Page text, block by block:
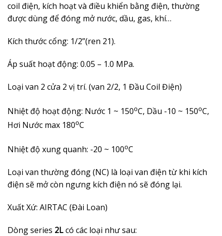
coil điện, kích hoạt và điều khiển bằng điện, thường
được dùng để đóng mở nước, dầu, gas, khí…
Kích thước cổng: 1/2”(ren 21).
Áp suất hoạt động: 0.05 – 1.0 MPa.
Loại van 2 cửa 2 vị trí. (van 2/2, 1 Đầu Coil Điện)
Nhiệt độ hoạt động: Nước 1 ~ 150oC, Dầu -10 ~ 150oC,
Hơi Nước max 180oC
Nhiệt độ xung quanh: -20 ~ 100oC
Loại van thường đóng (NC) là loại van điện từ khi kích
điện sẽ mở còn ngưng kích điện nó sẽ đóng lại.
Xuất Xứ: AIRTAC (Đài Loan)
Dòng series 2Lcó các loại như sau: